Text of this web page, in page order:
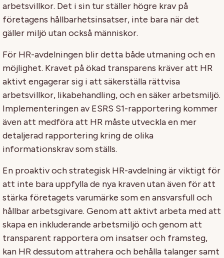
arbetsvillkor. Det i sin tur ställer högre krav på
företagens hållbarhetsinsatser, inte bara när det
gäller miljö utan också människor.
För HR-avdelningen blir detta både utmaning och en
möjlighet. Kravet på ökad transparens kräver att HR
aktivt engagerar sig i att säkerställa rättvisa
arbetsvillkor, likabehandling, och en säker arbetsmiljö.
Implementeringen av ESRS S1-rapportering kommer
även att medföra att HR måste utveckla en mer
detaljerad rapportering kring de olika
informationskrav som ställs.
En proaktiv och strategisk HR-avdelning är viktigt för
att inte bara uppfylla de nya kraven utan även för att
stärka företagets varumärke som en ansvarsfull och
hållbar arbetsgivare. Genom att aktivt arbeta med att
skapa en inkluderande arbetsmiljö och genom att
transparent rapportera om insatser och framsteg,
kan HR dessutom attrahera och behålla talanger samt